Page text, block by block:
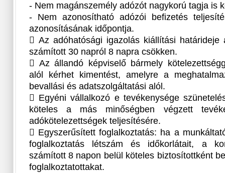
- Nem magánszemély adózót nagykorú tagja is
- Nem azonosítható adózói befizetés
azonosításának időpontja.
 Az adóhatósági igazolás kiállítási határideje
számított 30 napról 8 napra csökken.
 Az állandó képviselő bármely
alól kérhet kimentést, amelyre a
bevallási és adatszolgáltatási alól.
 Egyéni vállalkozó e tevékenysége
köteles a más minőségben végzett
adókötelezettségek teljesítésére.
 Egyszerűsített foglalkoztatás: ha a
foglalkoztatás létszám és időkorlátait, a
számított 8 napon belül köteles biztosítottként
foglalkoztatottakat.